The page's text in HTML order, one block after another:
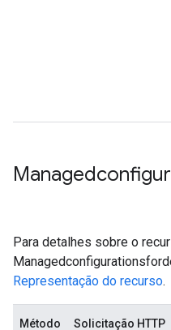
Para detalhes sobre o
Representação do recurso.
Método Solicitação HTTP